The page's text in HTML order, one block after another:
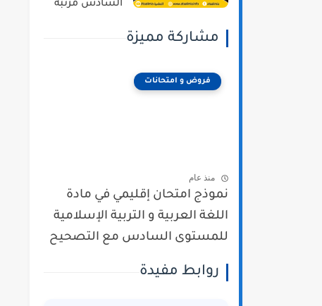
السادس مرتبة
مشاركة مميزة
فروض و امتحانات
منذ عام
نموذج امتحان إقليمي في مادة
اللغة العربية و التربية الإسلامية
للمستوى السادس مع التصحيح
روابط مفيدة